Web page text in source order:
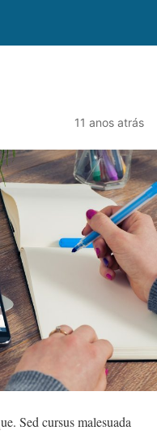
11 anos atrás
Sed cursus malesuada